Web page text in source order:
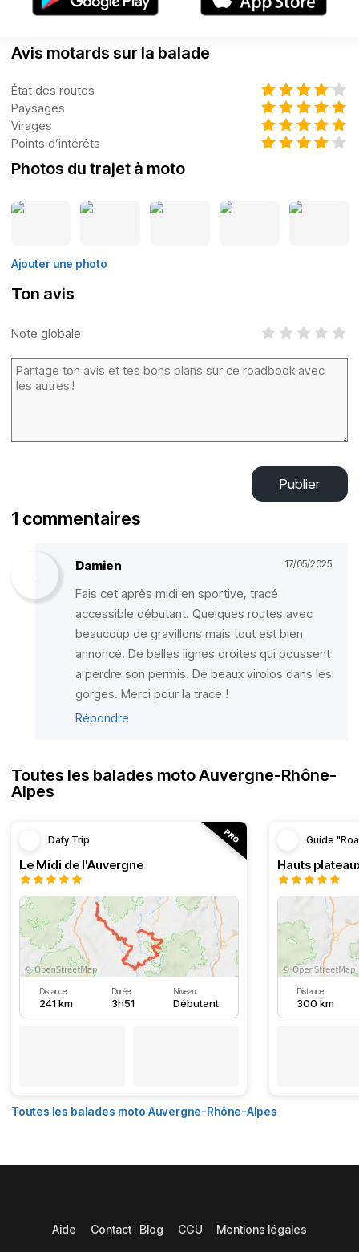
Avis motards sur la balade
État des routes
Paysages
Virages
Points d’intérêts
Photos du trajet à moto
Ajouter une photo
Ton avis
Note globale
Publier
1 commentaires
Damien 17/05/2025
Fais cet après midi en sportive, tracé
accessible débutant. Quelques routes avec
beaucoup de gravillons mais tout est bien
annoncé. De belles lignes droites qui poussent
a perdre son permis. De beaux virolos dans les
gorges. Merci pour la trace !
Répondre
Toutes les balades moto Auvergne-Rhône-
Alpes
Dafy Trip
Le Midi de l'Auvergne
Distance
241 km
Durée
3h51
Niveau
Débutant
Guide
Hauts
Distance
300 km
Toutes les balades moto Auvergne-Rhône-Alpes
Aide Contact Blog CGU Mentions légales